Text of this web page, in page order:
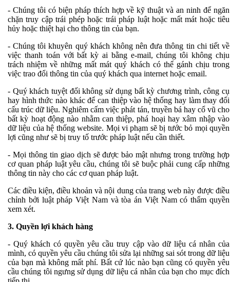
- Chúng tôi có biện pháp thích hợp về kỹ thuật và an ninh để ngăn
chặn truy cập trái phép hoặc trái pháp luật hoặc mất mát hoặc tiêu
hủy hoặc thiệt hại cho thông tin của bạn.
- Chúng tôi khuyên quý khách không nên đưa thông tin chi tiết về
việc thanh toán với bất kỳ ai bằng e-mail, chúng tôi không chịu
trách nhiệm về những mất mát quý khách có thể gánh chịu trong
việc trao đổi thông tin của quý khách qua internet hoặc email.
- Quý khách tuyệt đối không sử dụng bất kỳ chương trình, công cụ
hay hình thức nào khác để can thiệp vào hệ thống hay làm thay đổi
cấu trúc dữ liệu. Nghiêm cấm việc phát tán, truyền bá hay cổ vũ cho
bất kỳ hoạt động nào nhằm can thiệp, phá hoại hay xâm nhập vào
dữ liệu của hệ thống website. Mọi vi phạm sẽ bị tước bỏ mọi quyền
lợi cũng như sẽ bị truy tố trước pháp luật nếu cần thiết.
- Mọi thông tin giao dịch sẽ được bảo mật nhưng trong trường hợp
cơ quan pháp luật yêu cầu, chúng tôi sẽ buộc phải cung cấp những
thông tin này cho các cơ quan pháp luật.
Các điều kiện, điều khoản và nội dung của trang web này được điều
chỉnh bởi luật pháp Việt Nam và tòa án Việt Nam có thẩm quyền
xem xét.
3. Quyền lợi khách hàng
- Quý khách có quyền yêu cầu truy cập vào dữ liệu cá nhân của
mình, có quyền yêu cầu chúng tôi sửa lại những sai sót trong dữ liệu
của bạn mà không mất phí. Bất cứ lúc nào bạn cũng có quyền yêu
cầu chúng tôi ngưng sử dụng dữ liệu cá nhân của bạn cho mục đích